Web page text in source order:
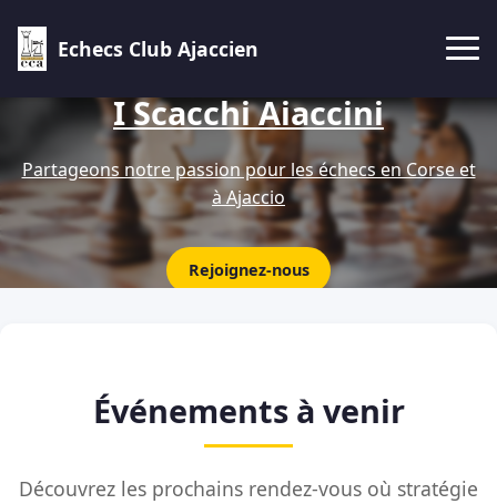
Echecs Club Ajaccien
I Scacchi Aiaccini
Partageons notre passion pour les échecs en Corse et
à Ajaccio
Rejoignez-nous
Événements à venir
Découvrez les prochains rendez-vous où stratégie